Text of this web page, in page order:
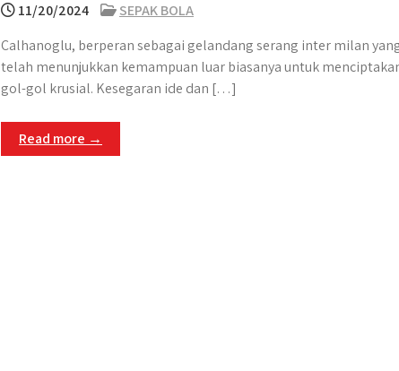
11/20/2024
SEPAK BOLA
Calhanoglu, berperan sebagai gelandang serang inter milan
telah menunjukkan kemampuan luar biasanya untuk
gol-gol krusial. Kesegaran ide dan […]
Read more →